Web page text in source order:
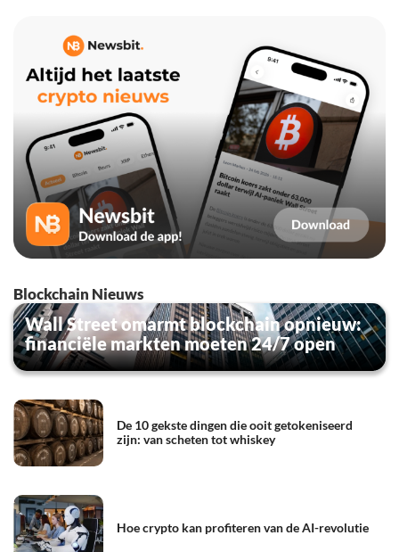
Blockchain Nieuws
Wall Street omarmt blockchain opnieuw:
financiële markten moeten 24/7 open
De 10 gekste dingen die ooit getokeniseerd
zijn: van scheten tot whiskey
Hoe crypto kan profiteren van de AI-revolutie